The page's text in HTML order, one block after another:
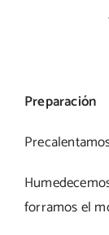
Preparación
forramos el